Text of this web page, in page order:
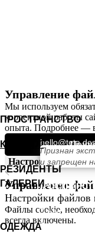
ПРОСТРАНСТВО
КАТАЛОГ
РЕЗИДЕНТЫ
ГАЛЕРЕИ
ОДЕЖДА
Управление
Мы используем
корректной работы
опыта. Подробнее —
Настроить куки-
Управление
Настройки файлов
Файлы cookie,
всегда включены.
Признан
и запрещен
+ 7 (911) 239
О нас
Выставки